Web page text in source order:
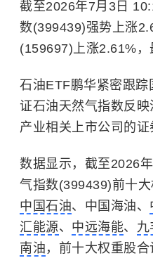
截至2026年7月3日
数(399439)强势上涨
(159697)上涨2.61%，
石油ETF鹏华紧密跟踪
证石油天然气指数反
产业相关上市公司的证
数据显示，截至2026
气指数(399439)前十
中国石油、中国海油、
汇能源、 中远海能、 九
南油 ，前十大权重股合